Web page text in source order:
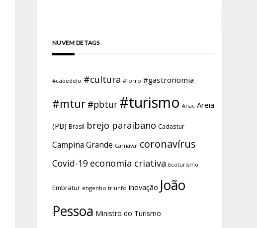
NUVEM DE TAGS
#cabedelo #cultura #forro #gastronomia
#mtur #pbtur #turismo Anac Areia
(PB) Brasil brejo paraibano Cadastur
Campina Grande Carnaval coronavírus
Covid-19 economia criativa Ecoturismo
Embratur engenho triunfo inovação João
Pessoa Ministro do Turismo